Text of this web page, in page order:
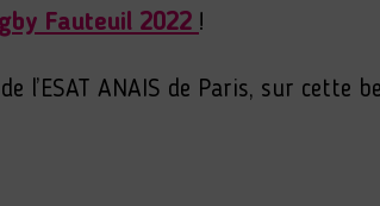
Fauteuil 2022 !
l’ESAT ANAIS de Paris, sur cette